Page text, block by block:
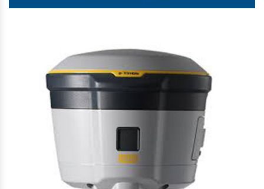
TRIMBLE SKULDERREM TIL T7/TSC7/TSC510/TSC710
338,00 kr. ekskl. moms
På lager